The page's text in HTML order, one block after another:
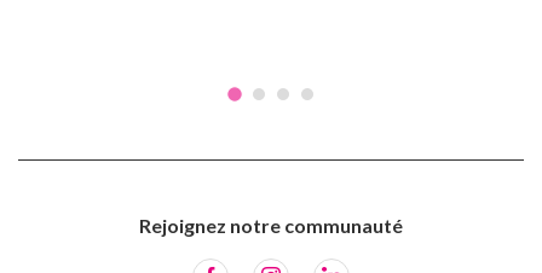
Rejoignez notre communauté